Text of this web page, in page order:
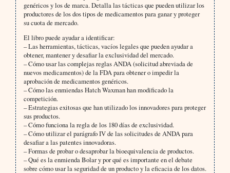
genéricos y los de marca. Detalla las tácticas que pueden utilizar los
productores de los dos tipos de medicamentos para ganar y proteger
su cuota de mercado.
El libro puede ayudar a identificar:
– Las herramientas, tácticas, vacíos legales que pueden ayudar a
obtener, mantener y desafiar la exclusividad del mercado.
– Cómo usar las complejas reglas ANDA (solicitud abreviada de
nuevos medicamentos) de la FDA para obtener o impedir la
aprobación de medicamentos genéricos.
– Cómo las enmiendas Hatch Waxman han modificado la
competición.
– Estrategias exitosas que han utilizado los innovadores para proteger
sus productos.
– Cómo funciona la regla de los 180 días de exclusividad.
– Cómo utilizar el parágrafo IV de las solicitudes de ANDA para
desafiar a las patentes innovadoras.
– Formas de probar o desaprobar la bioequivalencia de productos.
– Qué es la enmienda Bolar y por qué es importante en el debate
sobre cómo usar la seguridad de un producto y la eficacia de los datos.